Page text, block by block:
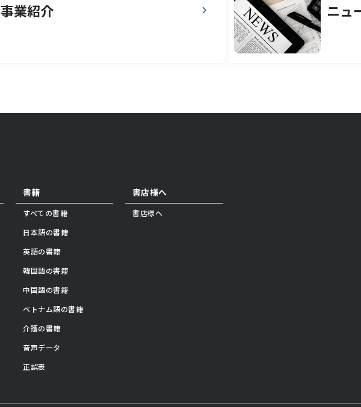
事業紹介 ニュ
書籍
すべての書籍
日本語の書籍
英語の書籍
韓国語の書籍
中国語の書籍
ベトナム語の書籍
介護の書籍
音声データ
正誤表
書店様へ
書店様へ